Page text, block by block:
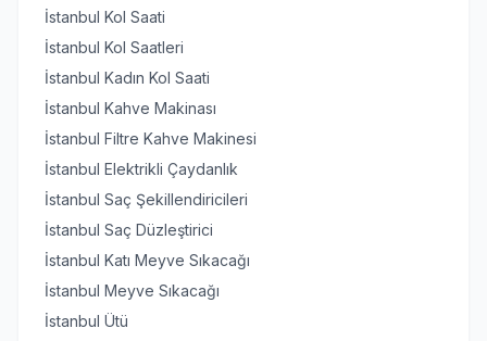
İstanbul Kol Saati
İstanbul Kol Saatleri
İstanbul Kadın Kol Saati
İstanbul Kahve Makinası
İstanbul Filtre Kahve Makinesi
İstanbul Elektrikli Çaydanlık
İstanbul Saç Şekillendiricileri
İstanbul Saç Düzleştirici
İstanbul Katı Meyve Sıkacağı
İstanbul Meyve Sıkacağı
İstanbul Ütü